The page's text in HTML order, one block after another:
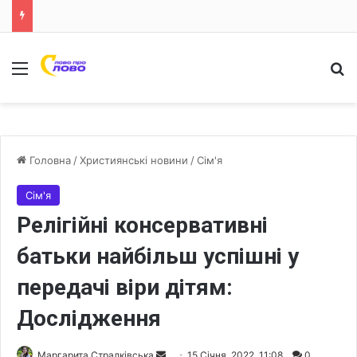
Меню
Головна /Християнські новини /Сім'я
Сім'я
Релігійні консервативні
батьки найбільш успішні у
передачі віри дітям:
Дослідження